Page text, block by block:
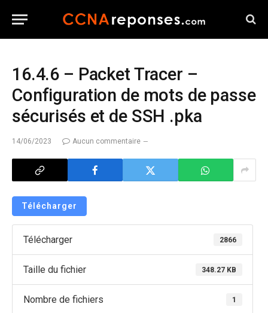
16.4.6 – Packet Tracer –
Configuration de mots de passe
sécurisés et de SSH .pka
14/06/2023 Aucun commentaire
Télécharger
Télécharger 2866
Taille du fichier 348.27 KB
Nombre de fichiers 1